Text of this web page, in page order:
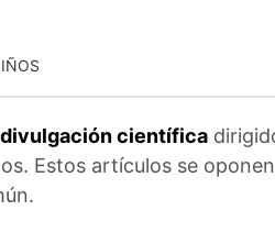
científica
Estos artículos se